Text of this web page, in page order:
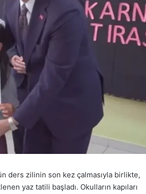
ders zilinin son kez çalmasıyla birlikte,
yaz tatili başladı. Okulların kapıları